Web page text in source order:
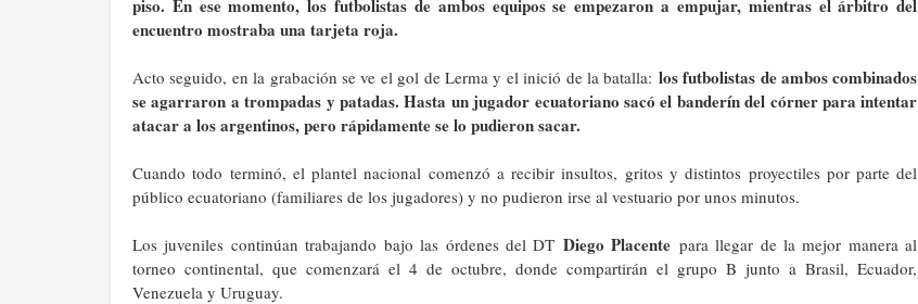
piso. En ese momento, los futbolistas de ambos equipos se empezaron a empujar, mientras el árbitro del
encuentro mostraba una tarjeta roja.
Acto seguido, en la grabación se ve el gol de Lerma y el inició de la batalla: los futbolistas de ambos combinados
se agarraron a trompadas y patadas. Hasta un jugador ecuatoriano sacó el banderín del córner para intentar
atacar a los argentinos, pero rápidamente se lo pudieron sacar.
Cuando todo terminó, el plantel nacional comenzó a recibir insultos, gritos y distintos proyectiles por parte del
público ecuatoriano (familiares de los jugadores) y no pudieron irse al vestuario por unos minutos.
Los juveniles continúan trabajando bajo las órdenes del DT Diego Placente para llegar de la mejor manera al
torneo continental, que comenzará el 4 de octubre, donde compartirán el grupo B junto a Brasil, Ecuador,
Venezuela y Uruguay.